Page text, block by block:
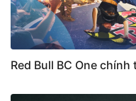
Red Bull BC One